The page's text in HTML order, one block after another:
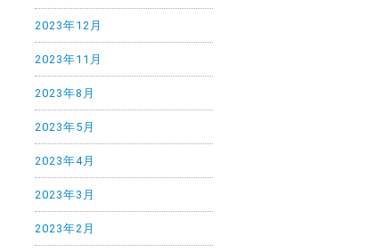
2023年12月
2023年11月
2023年8月
2023年5月
2023年4月
2023年3月
2023年2月